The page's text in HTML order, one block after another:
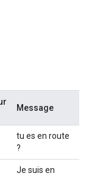
Message
tu es en route
?
Je suis en